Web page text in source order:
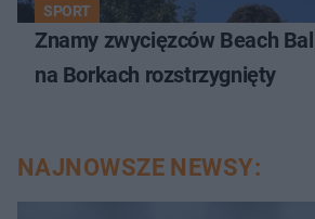
SPORT
Znamy zwycięzców Beach
na Borkach rozstrzygnięty
NAJNOWSZE NEWSY: